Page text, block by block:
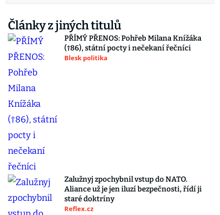
Články z jiných titulů
PŘÍMÝ PŘENOS: Pohřeb Milana Knížáka
(†86), státní pocty i nečekaní řečníci
Blesk politika
Zalužnyj zpochybnil vstup do NATO.
Aliance už je jen iluzí bezpečnosti, řídí ji
staré doktríny
Reflex.cz